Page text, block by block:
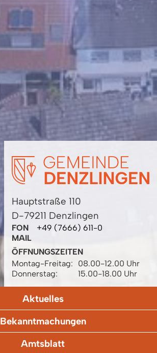
Hauptstraße 110
D-79211 Denzlingen
FON
+49 (7666) 611-0
MAIL
ÖFFNUNGSZEITEN
Montag-Freitag:
08.00-12.00 Uhr
Donnerstag:
15.00-18.00 Uhr
Aktuelles
Bekanntmachungen
Amtsblatt